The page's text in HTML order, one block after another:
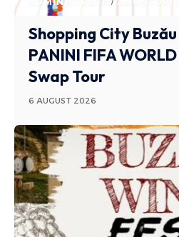
Shopping City
PANINI FIFA
Swap Tour
6 AUGUST 2026